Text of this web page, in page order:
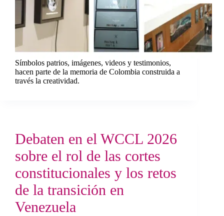
Símbolos patrios, imágenes, videos y testimonios,
hacen parte de la memoria de Colombia construida a
través la creatividad.
Debaten en el WCCL 2026
sobre el rol de las cortes
constitucionales y los retos
de la transición en
Venezuela